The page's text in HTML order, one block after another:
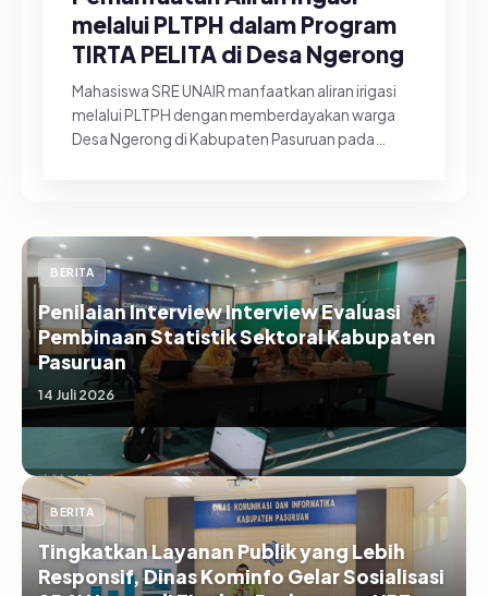
melalui PLTPH dalam Program
TIRTA PELITA di Desa Ngerong
Mahasiswa SRE UNAIR manfaatkan aliran irigasi
melalui PLTPH dengan memberdayakan warga
Desa Ngerong di Kabupaten Pasuruan pada
BERITA
Penilaian Interview Interview Evaluasi
Pembinaan Statistik Sektoral Kabupaten
Pasuruan
14 Juli 2026
BERITA
Tingkatkan Layanan Publik yang Lebih
Responsif, Dinas Kominfo Gelar Sosialisasi